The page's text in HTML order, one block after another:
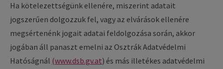
Ha kötelezettségünk ellenére, miszerint adatait
jogszerűen dolgozzuk fel, vagy az elvárások ellenére
megsértenénk jogait adatai feldolgozása során, akkor
jogában áll panaszt emelni az Osztrák Adatvédelmi
Hatóságnál (www.dsb.gv.at) és más illetékes adatvédelmi